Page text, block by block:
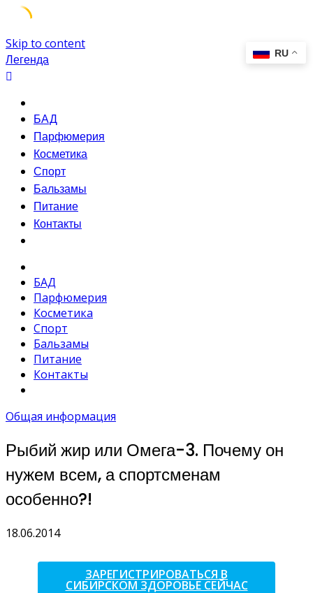
Skip to content
Легенда
БАД
Парфюмерия
Косметика
Спорт
Бальзамы
Питание
Контакты
БАД
Парфюмерия
Косметика
Спорт
Бальзамы
Питание
Контакты
Общая информация
Рыбий жир или Омега-3. Почему он
нужем всем, а спортсменам
особенно?!
18.06.2014
ЗАРЕГИСТРИРОВАТЬСЯ В
СИБИРСКОМ ЗДОРОВЬЕ СЕЙЧАС